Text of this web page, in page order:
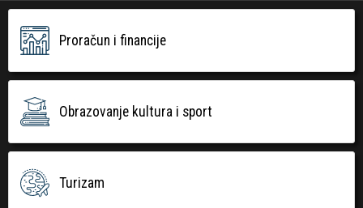
Proračun i financije
Obrazovanje kultura i sport
Turizam